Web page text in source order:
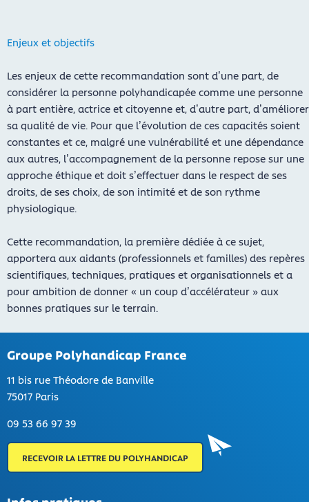
Enjeux et objectifs
Les enjeux de cette recommandation sont d’une part, de
considérer la personne polyhandicapée comme une personne
à part entière, actrice et citoyenne et, d’autre part, d’améliorer
sa qualité de vie. Pour que l’évolution de ces capacités soient
constantes et ce, malgré une vulnérabilité et une dépendance
aux autres, l’accompagnement de la personne repose sur une
approche éthique et doit s’effectuer dans le respect de ses
droits, de ses choix, de son intimité et de son rythme
physiologique.
Cette recommandation, la première dédiée à ce sujet,
apportera aux aidants (professionnels et familles) des repères
scientifiques, techniques, pratiques et organisationnels et a
pour ambition de donner « un coup d’accélérateur » aux
bonnes pratiques sur le terrain.
Groupe Polyhandicap France
11 bis rue Théodore de Banville
75017 Paris
09 53 66 97 39
RECEVOIR LA LETTRE DU POLYHANDICAP